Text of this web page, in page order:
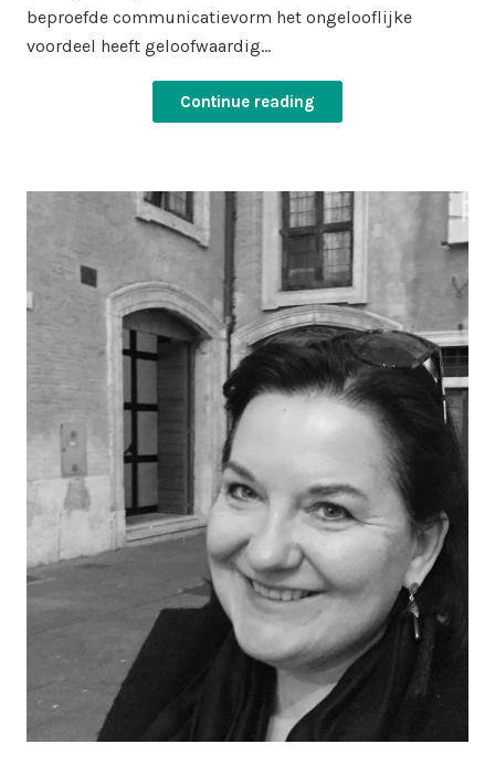
beproefde communicatievorm het ongelooflijke
voordeel heeft geloofwaardig…
Continue reading